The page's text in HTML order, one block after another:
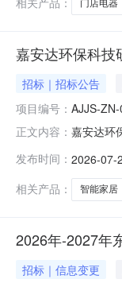
门店电器
嘉安达环保科技
招标｜招标公告
项目编号： AJJS-
正文内容： 嘉安达环
件要求的
税）（元
发布时间： 2026-07-
相关产品：
智能家居
2026年-2027年
招标｜信息变更